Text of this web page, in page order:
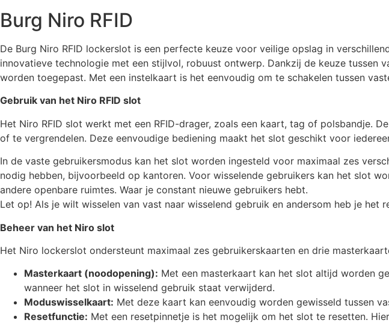
Burg Niro RFID
De Burg Niro RFID lockerslot is een perfecte keuze voor veilige opslag in
innovatieve technologie met een stijlvol, robuust ontwerp. Dankzij de keuze tussen
worden toegepast. Met een instelkaart is het eenvoudig om te schakelen tussen
Gebruik van het Niro RFID slot
Het Niro RFID slot werkt met een RFID-drager, zoals een kaart, tag of polsbandje.
of te vergrendelen. Deze eenvoudige bediening maakt het slot geschikt voor
In de vaste gebruikersmodus kan het slot worden ingesteld voor maximaal zes
nodig hebben, bijvoorbeeld op kantoren. Voor wisselende gebruikers kan het slot
andere openbare ruimtes. Waar je constant nieuwe gebruikers hebt.
Let op! Als je wilt wisselen van vast naar wisselend gebruik en andersom heb je het
Beheer van het Niro slot
Het Niro lockerslot ondersteunt maximaal zes gebruikerskaarten en drie
Masterkaart (noodopening): Met een masterkaart kan het slot altijd worden
wanneer het slot in wisselend gebruik staat verwijderd.
Moduswisselkaart: Met deze kaart kan eenvoudig worden gewisseld tussen
Resetfunctie: Met een resetpinnetje is het mogelijk om het slot te resetten.